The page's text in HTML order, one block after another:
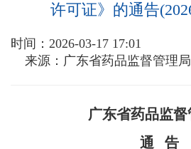
许可证》的通告
时间：2026-03-17 17:01
来源：广东省药品监督管理局
广东省药品监
通 告